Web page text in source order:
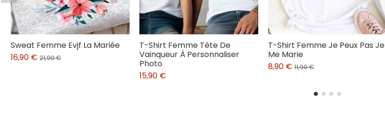
Sweat Femme Evjf La Mariée
16,90 € 21,90 €
T-Shirt Femme Tête De
Vainqueur À Personnaliser
Photo
15,90 €
T-Shirt Femme Je Peux Pas Je
Me Marie
8,90 € 11,90 €